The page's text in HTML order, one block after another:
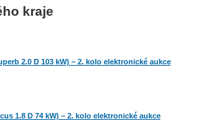
kraje
2.0 D 103 kW) – 2. kolo elektronické aukce
1.8 D 74 kW) – 2. kolo elektronické aukce